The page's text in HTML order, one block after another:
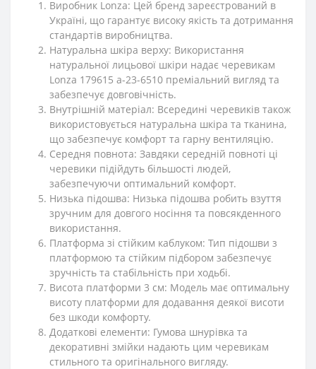
Виробник Lonza: Цей бренд зареєстрований в
Україні, що гарантує високу якість та дотримання
стандартів виробництва.
Натуральна шкіра верху: Використання
натуральної лицьової шкіри надає черевикам
Lonza 179615 a-23-6510 преміальний вигляд та
забезпечує довговічність.
Внутрішній матеріал: Всередині черевиків також
використовується натуральна шкіра та тканина,
що забезпечує комфорт та гарну вентиляцію.
Середня повнота: Завдяки середній повноті ці
черевики підійдуть більшості людей,
забезпечуючи оптимальний комфорт.
Низька підошва: Низька підошва робить взуття
зручним для довгого носіння та повсякденного
використання.
Платформа зі стійким каблуком: Тип підошви з
платформою та стійким підбором забезпечує
зручність та стабільність при ходьбі.
Висота платформи 3 см: Модель має оптимальну
висоту платформи для додавання деякої висоти
без шкоди комфорту.
Додаткові елементи: Гумова шнурівка та
декоративні змійки надають цим черевикам
стильного та оригінального вигляду.